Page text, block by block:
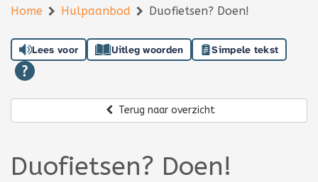
Home Hulpaanbod Duofietsen? Doen!
Lees voor Uitleg woorden Simpele tekst
Terug naar overzicht
Duofietsen? Doen!